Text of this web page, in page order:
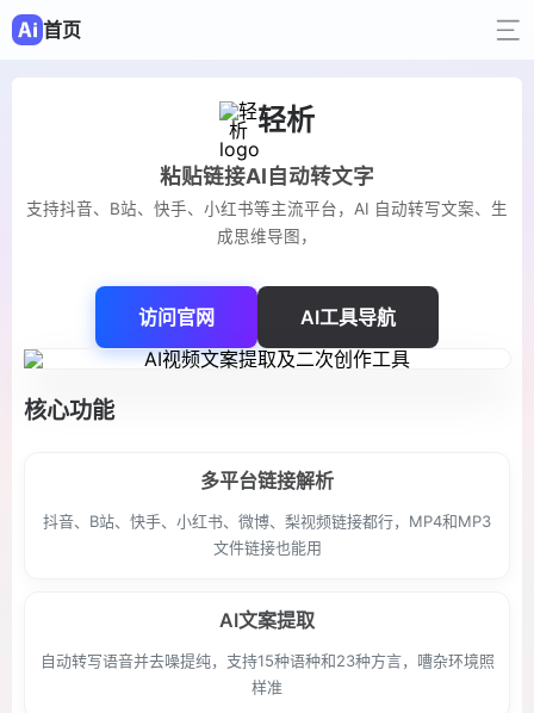
首页
轻析
粘贴链接AI自动转文字
支持抖音、B站、快手、小红书等主流平台，AI 自动转写文案、生
成思维导图，
访问官网 AI工具导航
核心功能
多平台链接解析
抖音、B站、快手、小红书、微博、梨视频链接都行，MP4和MP3
文件链接也能用
AI文案提取
自动转写语音并去噪提纯，支持15种语种和23种方言，嘈杂环境照
样准